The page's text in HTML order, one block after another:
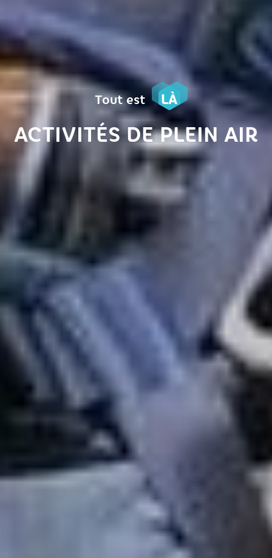
Tout est LÀ
ACTIVITÉS DE PLEIN AIR